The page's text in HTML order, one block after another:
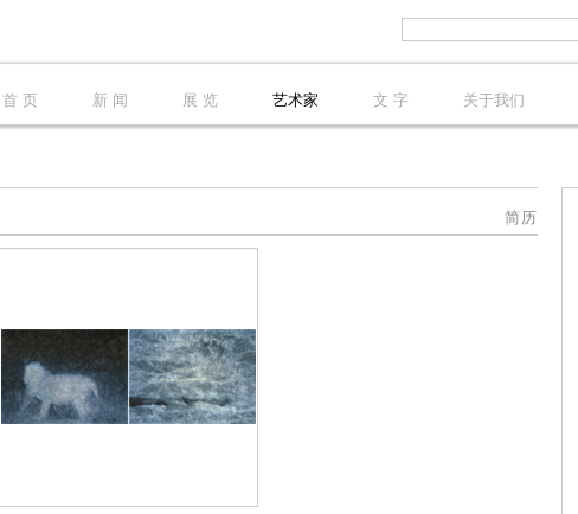
首 页 新 闻 展 览 艺术家 文 字 关于我们
简历